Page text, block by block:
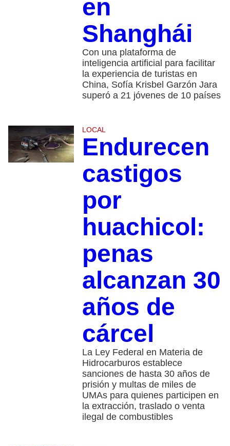
en
Shanghái
Con una plataforma de
inteligencia artificial para facilitar
la experiencia de turistas en
China, Sofía Krisbel Garzón Jara
superó a 21 jóvenes de 10 países
LOCAL
Endurecen
castigos
por
huachicol:
penas
alcanzan 30
años de
cárcel
La Ley Federal en Materia de
Hidrocarburos establece
sanciones de hasta 30 años de
prisión y multas de miles de
UMAs para quienes participen en
la extracción, traslado o venta
ilegal de combustibles